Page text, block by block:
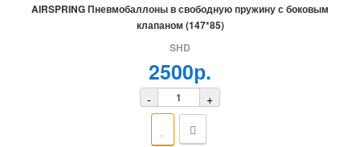
AIRSPRING Пневмобаллоны в свободную пружину с боковым
клапаном (147*85)
SHD
2500р.
- +